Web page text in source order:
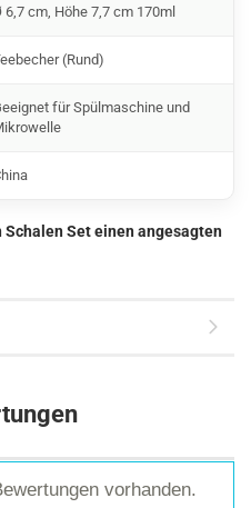
6,7 cm, Höhe 7,7 cm 170ml
(Rund)
für Spülmaschine und
Set einen angesagten
vorhanden.